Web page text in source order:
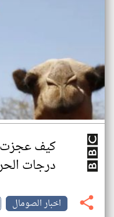
كيف عجزت
درجات
اخبار الصومال